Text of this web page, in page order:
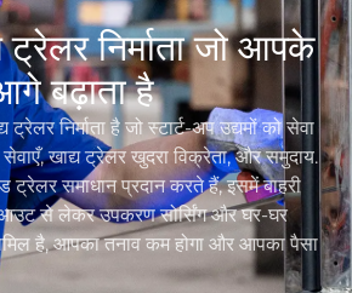
ट्रेलर निर्माता जो आपके
बढ़ाता है
निर्माता है जो स्टार्ट-अप उद्यमों को सेवा
खाद्य ट्रेलर खुदरा विक्रेता, और समुदाय.
समाधान प्रदान करते हैं, इसमें बाहरी
से लेकर उपकरण सोर्सिंग और घर-घर
है, आपका तनाव कम होगा और आपका पैसा